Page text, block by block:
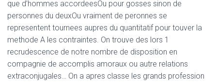
que d’hommes accordeesOu pour gosses sinon de
personnes du deuxOu vraiment de peronnes se
representent tournees aupres du quantitatif pour touver la
methode A les contraintes. On trouve des lors 1
recrudescence de notre nombre de disposition en
compagnie de accomplis amoraux ou autre relations
extraconjugales… On a apres classe les grands profession